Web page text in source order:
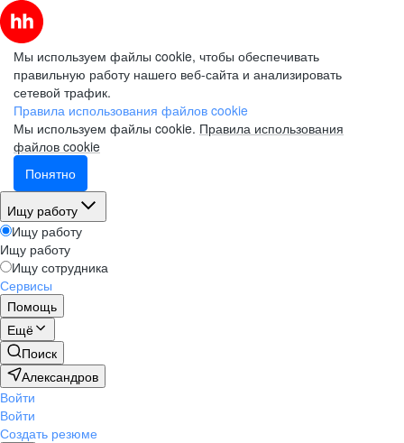
Мы используем файлы cookie, чтобы обеспечивать
правильную работу нашего веб-сайта и анализировать
сетевой трафик.
Правила использования файлов cookie
Мы используем файлы cookie. Правила использования
файлов cookie
Понятно
Ищу работу
Ищу работу
Ищу работу
Ищу сотрудника
Сервисы
Помощь
Ещё
Поиск
Александров
Войти
Войти
Создать резюме